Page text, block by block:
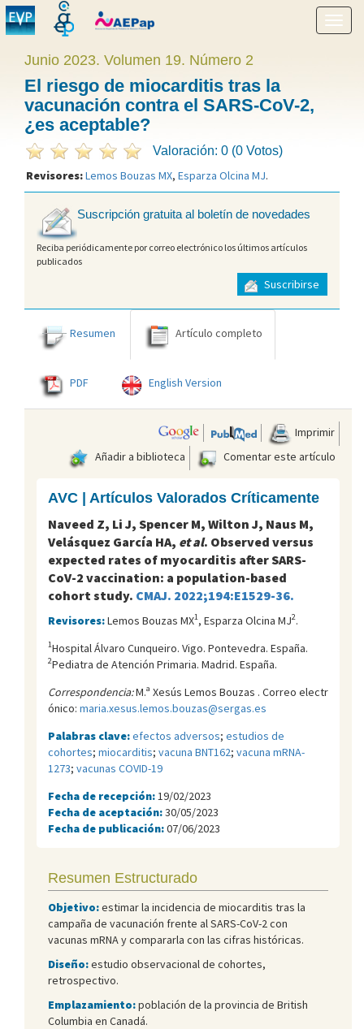
menú
Junio 2023. Volumen 19. Número 2
El riesgo de miocarditis tras la
vacunación contra el SARS-CoV-2,
¿es aceptable?
Valoración: 0 (0 Votos)
Revisores:Lemos Bouzas MX, Esparza Olcina MJ.
Suscripción gratuita al boletín de novedades
Reciba periódicamente por correo electrónico los últimos artículos
publicados
Suscribirse
Resumen Artículo completo
PDF English Version
Imprimir
Añadir a biblioteca
Comentar este artículo
AVC | Artículos Valorados Críticamente
Naveed Z, Li J, Spencer M, Wilton J, Naus M,
Velásquez García HA, et al. Observed versus
expected rates of myocarditis after SARS-
CoV-2 vaccination: a population-based
cohort study. CMAJ. 2022;194:E1529-36.
Revisores:Lemos Bouzas MX1, Esparza Olcina MJ2.
1Hospital Álvaro Cunqueiro. Vigo. Pontevedra. España.
2Pediatra de Atención Primaria. Madrid. España.
Correspondencia:M.ª Xesús Lemos Bouzas . Correo electr
ónico: maria.xesus.lemos.bouzas@sergas.es
Palabras clave:efectos adversos; estudios de
cohortes; miocarditis; vacuna BNT162; vacuna mRNA-
1273; vacunas COVID-19
Fecha de recepción: 19/02/2023
Fecha de aceptación:30/05/2023
Fecha de publicación:07/06/2023
Resumen Estructurado
Objetivo:estimar la incidencia de miocarditis tras la
campaña de vacunación frente al SARS-CoV-2 con
vacunas mRNA y compararla con las cifras históricas.
Diseño:estudio observacional de cohortes,
retrospectivo.
Emplazamiento:población de la provincia de British
Columbia en Canadá.